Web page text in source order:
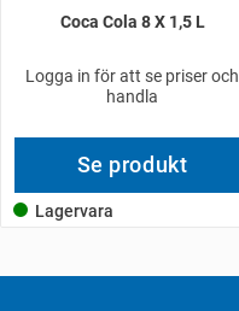
Coca Cola 8 X 1,5 L
Logga in för att se priser och
handla
Se produkt
Lagervara